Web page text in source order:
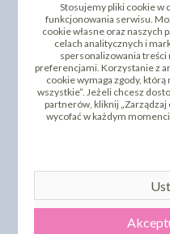
Sylwia Ładyga
także przy innych
Sweet Decor. Jest to jeden z
cukiernicze akcesoria do
szeroki asortyment akcesoriów
wiele bardzo wyszukanych,
narzędzi.
narzędzia i
dekorowania,
modelowania
Stosujemy pliki cookie w
funkcjonowania serwisu.
cookie własne oraz naszych
celach analitycznych i
spersonalizowania
preferencjami. Korzystanie z
cookie wymaga zgody,
wszystkie”. Jeżeli chcesz
partnerów, kliknij „Zarządzaj
wycofać w każdym